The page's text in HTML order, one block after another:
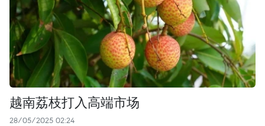
越南荔枝打入高端市场
28/05/2025 02:24